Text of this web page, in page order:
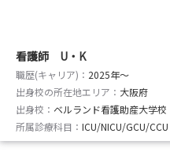
看護師 U・K
職歴(キャリア)： 2025年〜
出身校の所在地エリア： 大阪府
出身校： ベルランド看護助産大学校
所属診療科目： ICU/NICU/GCU/CCU